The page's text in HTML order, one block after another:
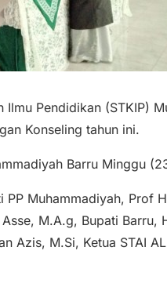
Pendidikan (STKIP)
Konseling tahun ini.
Barru Minggu
Muhammadiyah, Prof
M.A.g, Bupati Barru,
Azis, M.Si, Ketua STAI